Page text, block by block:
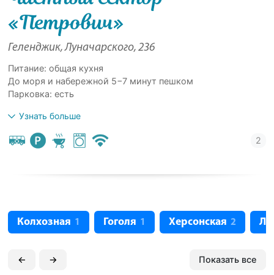
«Петрович»
Геленджик, Луначарского, 236
Питание: общая кухня
До моря и набережной 5−7 минут пешком
Парковка: есть
Узнать больше
Колхозная 1 Гоголя 1 Херсонская 2
← → Показать все